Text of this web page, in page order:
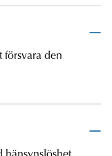
försvara den